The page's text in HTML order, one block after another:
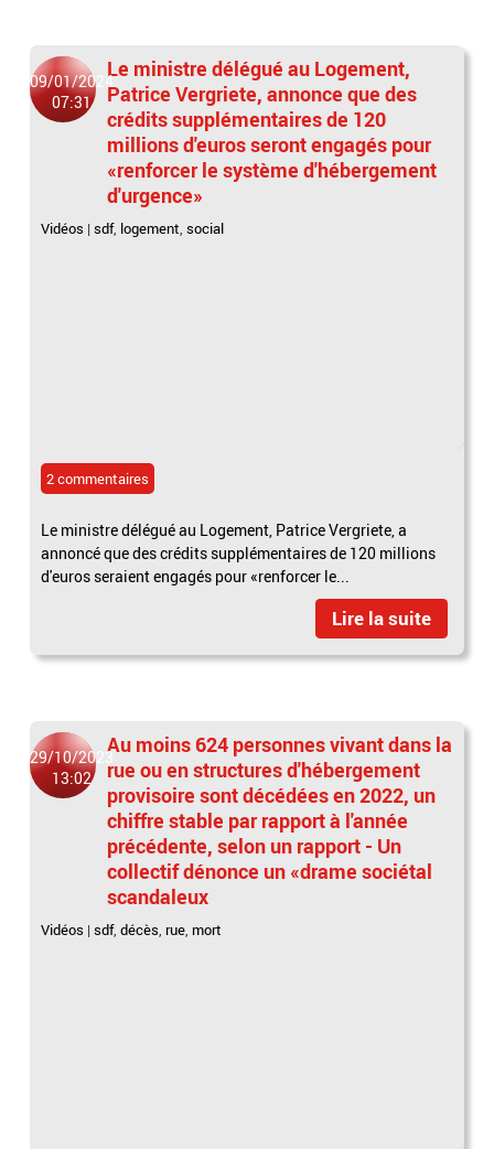
09/01/2024
07:31
Le ministre délégué au Logement,
Patrice Vergriete, annonce que des
crédits supplémentaires de 120
millions d'euros seront engagés pour
«renforcer le système d'hébergement
d'urgence»
Vidéos |sdf, logement,social
2 commentaires
Le ministre délégué au Logement, Patrice Vergriete, a
annoncé que des crédits supplémentaires de 120 millions
d'euros seraient engagés pour «renforcer le...
Lire la suite
29/10/2023
13:02
Au moins 624 personnes vivant dans la
rue ou en structures d'hébergement
provisoire sont décédées en 2022, un
chiffre stable par rapport à l'année
précédente, selon un rapport - Un
collectif dénonce un «drame sociétal
scandaleux
Vidéos |sdf,décès, rue, mort